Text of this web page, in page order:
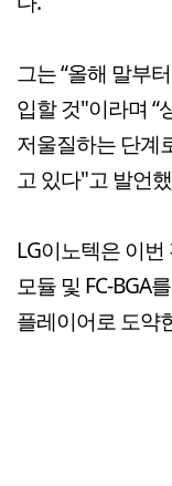
그는 “올해 말부
입할 것"이라며 “
저울질하는 단계
고 있다"고 발언
LG이노텍은 이
모듈 및 FC-BGA
플레이어로 도약